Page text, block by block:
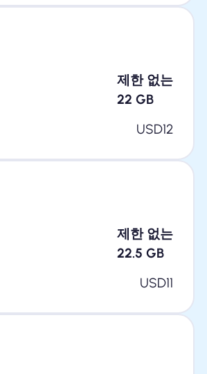
제한 없는
22 GB
USD12
제한 없는
22.5 GB
USD11